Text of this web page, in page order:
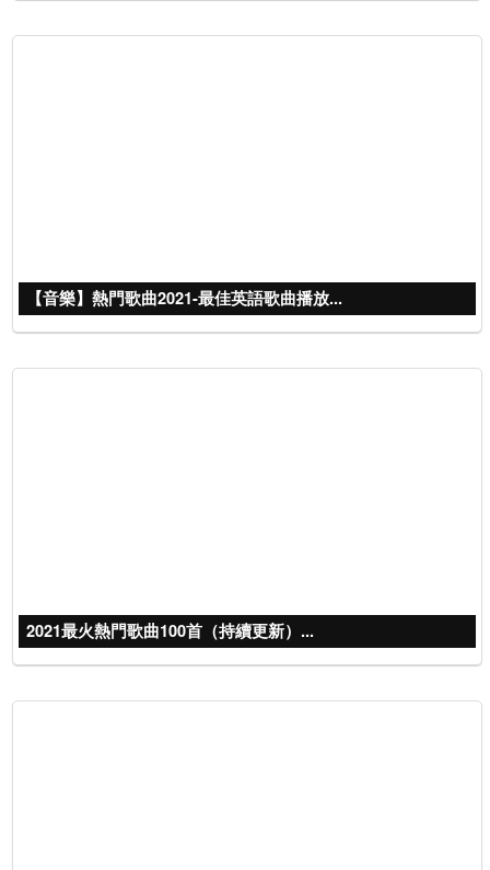
【音樂】熱門歌曲2021-最佳英語歌曲播放...
2021最火熱門歌曲100首（持續更新）...